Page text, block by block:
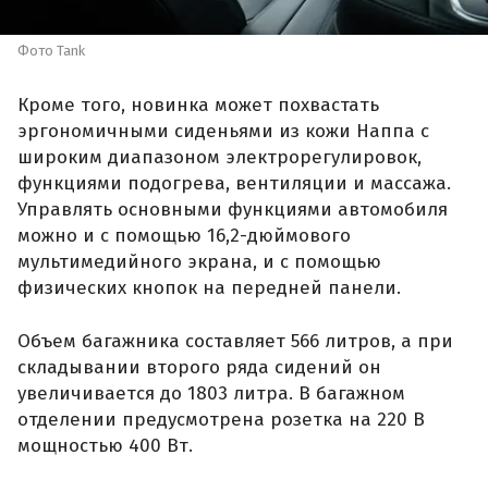
Фото Tank
Кроме того, новинка может похвастать
эргономичными сиденьями из кожи Наппа с
широким диапазоном электрорегулировок,
функциями подогрева, вентиляции и массажа.
Управлять основными функциями автомобиля
можно и с помощью 16,2-дюймового
мультимедийного экрана, и с помощью
физических кнопок на передней панели.
Объем багажника составляет 566 литров, а при
складывании второго ряда сидений он
увеличивается до 1803 литра. В багажном
отделении предусмотрена розетка на 220 В
мощностью 400 Вт.